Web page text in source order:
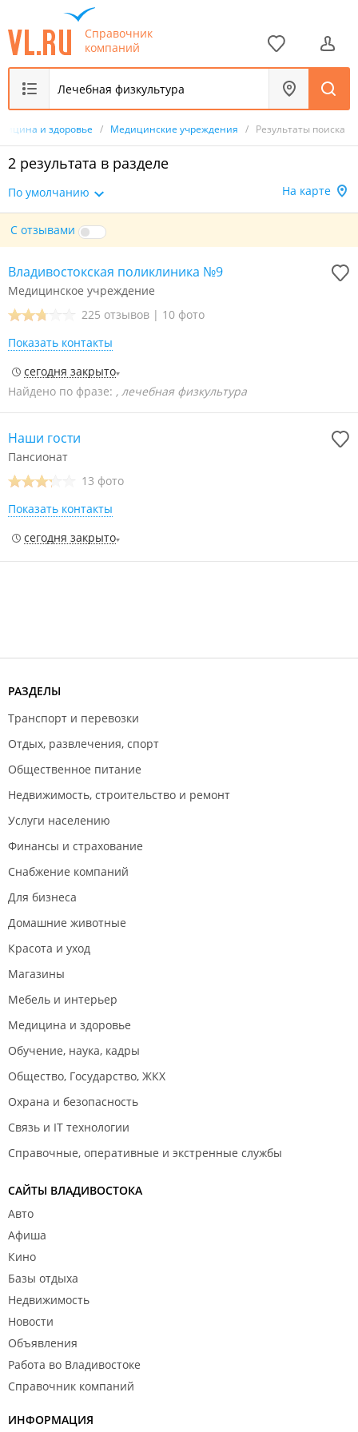
Справочник
компаний
и здоровье / Медицинские учреждения / Результаты поиска
2 результата в разделе
По умолчанию На карте
С отзывами
Владивостокская поликлиника №9
Медицинское учреждение
225 отзывов | 10 фото
Показать контакты
сегодня закрыто
Найдено по фразе: , лечебная физкультура
Наши гости
Пансионат
13 фото
Показать контакты
сегодня закрыто
РАЗДЕЛЫ
Транспорт и перевозки
Отдых, развлечения, спорт
Общественное питание
Недвижимость, строительство и ремонт
Услуги населению
Финансы и страхование
Снабжение компаний
Для бизнеса
Домашние животные
Красота и уход
Магазины
Мебель и интерьер
Медицина и здоровье
Обучение, наука, кадры
Общество, Государство, ЖКХ
Охрана и безопасность
Связь и IT технологии
Справочные, оперативные и экстренные службы
САЙТЫ ВЛАДИВОСТОКА
Авто
Афиша
Кино
Базы отдыха
Недвижимость
Новости
Объявления
Работа во Владивостоке
Справочник компаний
ИНФОРМАЦИЯ